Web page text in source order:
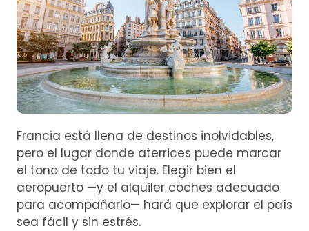
Francia está llena de destinos inolvidables,
pero el lugar donde aterrices puede marcar
el tono de todo tu viaje. Elegir bien el
aeropuerto —y el alquiler coches adecuado
para acompañarlo— hará que explorar el país
sea fácil y sin estrés.